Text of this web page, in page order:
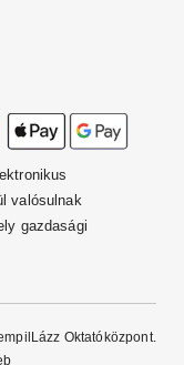
valósulnak
gazdasági
Oktatóközpont.